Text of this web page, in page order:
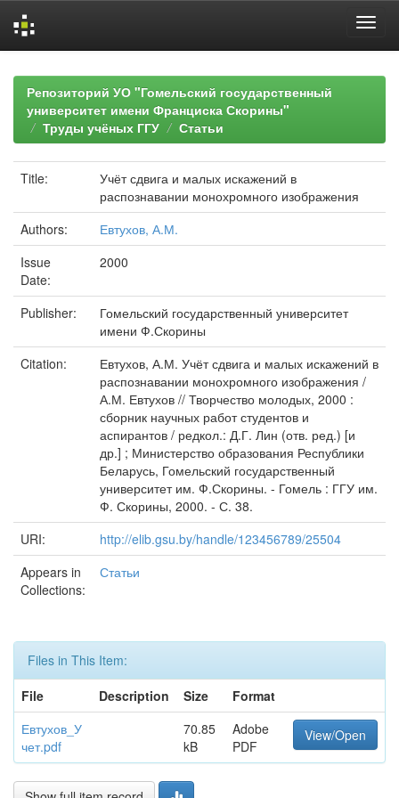
navigationРепозиторий УО "Гомельский государственный
университет имени Франциска Скорины"
Труды учёных ГГУ
Статьи
Title:
Учёт сдвига и малых искажений в
распознавании монохромного изображения
Authors:
Евтухов, А.М.
Issue
Date:
2000
Publisher:
Гомельский государственный университет
имени Ф.Скорины
Citation:
Евтухов, А.М. Учёт сдвига и малых искажений в
распознавании монохромного изображения /
А.М. Евтухов // Творчество молодых, 2000 :
сборник научных работ студентов и
аспирантов / редкол.: Д.Г. Лин (отв. ред.) [и
др.] ; Министерство образования Республики
Беларусь, Гомельский государственный
университет им. Ф.Скорины. - Гомель : ГГУ им.
Ф. Скорины, 2000. - С. 38.
URI:
http://elib.gsu.by/handle/123456789/25504
Appears in
Collections:
Статьи
Files in This Item:
File
Description Size
Format
Евтухов_У
чет.pdf
70.85
kB
Adobe
PDF
View/Open